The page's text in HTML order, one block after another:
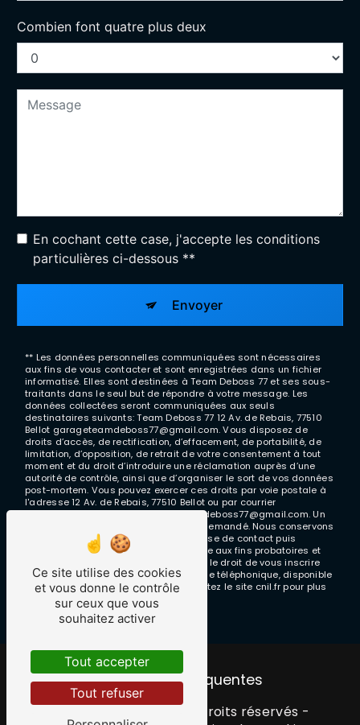
Combien font quatre plus deux
En cochant cette case, j'accepte les conditions
particulières ci-dessous **
Envoyer
** Les données personnelles communiquées sont nécessaires
aux fins de vous contacter et sont enregistrées dans un fichier
informatisé. Elles sont destinées à Team Deboss 77 et ses sous-
traitants dans le seul but de répondre à votre message. Les
données collectées seront communiquées aux seuls
destinataires suivants: Team Deboss 77 12 Av. de Rebais, 77510
Bellot garageteamdeboss77@gmail.com. Vous disposez de
droits d’accès, de rectification, d’effacement, de portabilité, de
limitation, d’opposition, de retrait de votre consentement à tout
moment et du droit d’introduire une réclamation auprès d’une
autorité de contrôle, ainsi que d’organiser le sort de vos données
post-mortem. Vous pouvez exercer ces droits par voie postale à
l'adresse 12 Av. de Rebais, 77510 Bellot ou par courrier
électronique à l'adresse garageteamdeboss77@gmail.com. Un
justificatif d'identité pourra vous être demandé. Nous conservons
vos données pendant la période de prise de contact puis
pendant la durée de prescription légale aux fins probatoires et
de gestion des contentieux. Vous avez le droit de vous inscrire
sur la liste d'opposition au démarchage téléphonique, disponible
à cette adresse:Bloctel.gouv.fr. Consultez le site cnil.fr pour plus
d’informations sur vos droits.
Recherches fréquentes
- 2026 - Tous droits réservés -
Ce site utilise des cookies
et vous donne le contrôle
sur ceux que vous
souhaitez activer
Tout accepter
Tout refuser